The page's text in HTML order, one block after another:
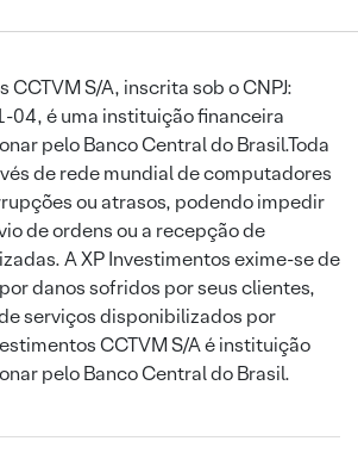
CCTVM S/A, inscrita sob o CNPJ:
é uma instituição financeira
pelo Banco Central do Brasil.Toda
de rede mundial de computadores
ou atrasos, podendo impedir
de ordens ou a recepção de
A XP Investimentos exime-se de
danos sofridos por seus clientes,
serviços disponibilizados por
CCTVM S/A é instituição
pelo Banco Central do Brasil.